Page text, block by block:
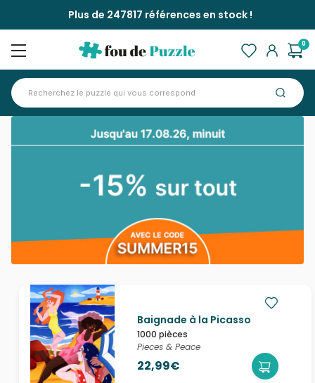
Plus de 247817 références en stock !
0
Baignade à la Picasso
1000 pièces
Pieces & Peace
22,99€